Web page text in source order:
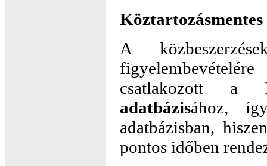
A
csatlakozott a
adatbázisához,
adatbázisban,
pontos időben